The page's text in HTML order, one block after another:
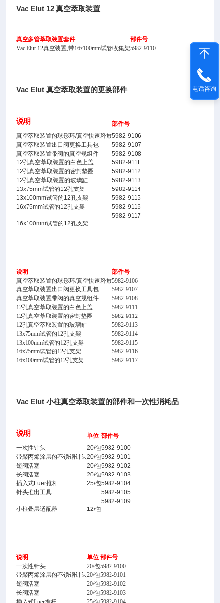
Vac Elut 12 真空萃取装置
真空多管萃取装置套件
部件号
Vac Elut 12真空装置,带16x100mm试管收集架5982-9110
Vac Elut 真空萃取装置的更换部件
说明
部件号
真空萃取装置的球形环/真空快速释放5982-9106
真空萃取装置出口阀更换工具包
5982-9107
真空萃取装置带阀的真空规组件
5982-9108
12孔真空萃取装置的白色上盖
5982-9111
12孔真空萃取装置的密封垫圈
5982-9112
12孔真空萃取装置的玻璃缸
5982-9113
13x75mm试管的12孔支架
5982-9114
13x100mm试管的12孔支架
5982-9115
16x75mm试管的12孔支架
5982-9116
16x100mm试管的12孔支架
5982-9117
说明
部件号
真空萃取装置的球形环/真空快速释放5982-9106
真空萃取装置出口阀更换工具包
5982-9107
真空萃取装置带阀的真空规组件
5982-9108
12孔真空萃取装置的白色上盖
5982-9111
12孔真空萃取装置的密封垫圈
5982-9112
12孔真空萃取装置的玻璃缸
5982-9113
13x75mm试管的12孔支架
5982-9114
13x100mm试管的12孔支架
5982-9115
16x75mm试管的12孔支架
5982-9116
16x100mm试管的12孔支架
5982-9117
Vac Elut 小柱真空萃取装置的部件和一次性消耗品
说明 单位 部件号
一次性针头
20/包5982-9100
带聚丙烯涂层的不锈钢针头20/包5982-9101
短阀活塞
20/包5982-9102
长阀活塞
20/包5982-9103
插入式Luer推杆
25/包5982-9104
针头推出工具
5982-9105
小柱叠层适配器 12/包
5982-9109
说明 单位 部件号
一次性针头
20/包5982-9100
带聚丙烯涂层的不锈钢针头20/包5982-9101
短阀活塞
20/包5982-9102
长阀活塞
20/包5982-9103
插入式Luer推杆
25/包5982-9104
电话咨询